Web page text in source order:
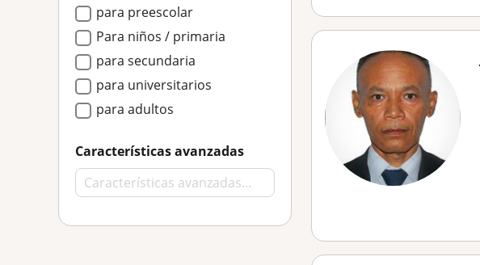
para preescolar
Para niños / primaria
para secundaria
para universitarios
para adultos
Características avanzadas